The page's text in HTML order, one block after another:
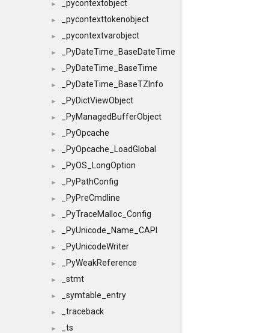
► _pycontextobject
► _pycontexttokenobject
► _pycontextvarobject
► _PyDateTime_BaseDateTime
► _PyDateTime_BaseTime
► _PyDateTime_BaseTZInfo
► _PyDictViewObject
► _PyManagedBufferObject
► _PyOpcache
► _PyOpcache_LoadGlobal
► _PyOS_LongOption
► _PyPathConfig
► _PyPreCmdline
► _PyTraceMalloc_Config
► _PyUnicode_Name_CAPI
► _PyUnicodeWriter
► _PyWeakReference
► _stmt
► _symtable_entry
► _traceback
► _ts